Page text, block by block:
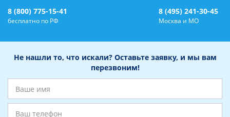
8 (800) 775-15-41
бесплатно по РФ
8 (495) 241-30-45
Москва и МО
Не нашли то, что искали? Оставьте заявку, и мы вам
перезвоним!